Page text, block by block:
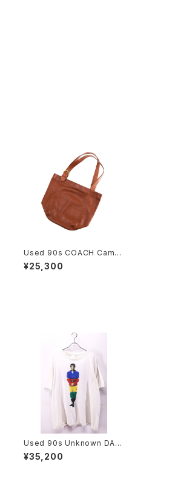
Used 90s COACH Camel
Brown Grab Leather Big
Size Sholder Tote Bag 古
¥25,300
Used 90s Unknown DAVI
D COPPERFIELD Photo G
raphic T-Shirt Size 2XL
¥35,200